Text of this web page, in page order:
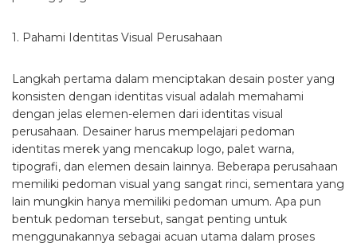
1. Pahami Identitas Visual Perusahaan
Langkah pertama dalam menciptakan desain poster yang
konsisten dengan identitas visual adalah memahami
dengan jelas elemen-elemen dari identitas visual
perusahaan. Desainer harus mempelajari pedoman
identitas merek yang mencakup logo, palet warna,
tipografi, dan elemen desain lainnya. Beberapa perusahaan
memiliki pedoman visual yang sangat rinci, sementara yang
lain mungkin hanya memiliki pedoman umum. Apa pun
bentuk pedoman tersebut, sangat penting untuk
menggunakannya sebagai acuan utama dalam proses